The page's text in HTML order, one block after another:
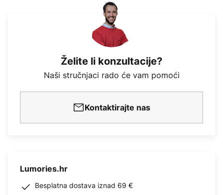
Želite li konzultacije?
Naši stručnjaci rado će vam pomoći
Kontaktirajte nas
Lumories.hr
Besplatna dostava iznad 69 €